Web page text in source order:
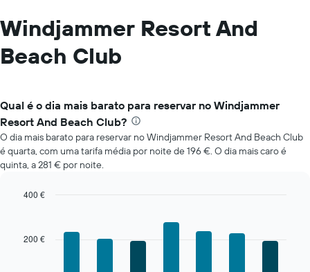
Windjammer Resort And
Beach Club
Qual é o dia mais barato para reservar no Windjammer
Resort And Beach Club?
O dia mais barato para reservar no Windjammer Resort And Beach Club
é quarta, com uma tarifa média por noite de 196 €. O dia mais caro é
quinta, a 281 € por noite.
200 €
400 €